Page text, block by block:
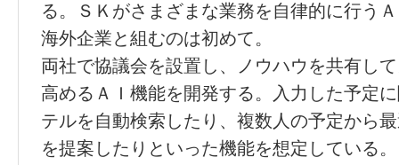
る。ＳＫがさまざまな業務を自律的に行う
海外企業と組むのは初めて。
両社で協議会を設置し、ノウハウを共有し
高めるＡＩ機能を開発する。入力した予定
テルを自動検索したり、複数人の予定から
を提案したりといった機能を想定している。